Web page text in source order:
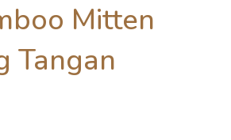
Mitten
Tangan